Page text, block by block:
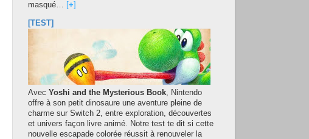
masqué…
+
[TEST]
Avec Yoshi and the Mysterious Book, Nintendo
offre à son petit dinosaure une aventure pleine de
charme sur Switch 2, entre exploration, découvertes
et univers façon livre animé. Notre test te dit si cette
nouvelle escapade colorée réussit à renouveler la